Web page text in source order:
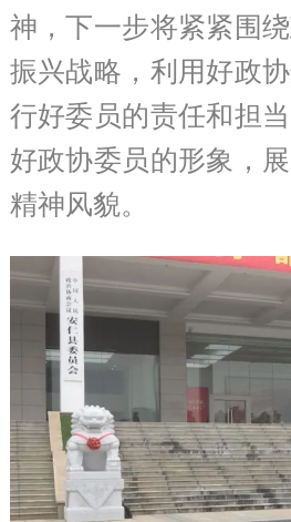
神，下一步将紧紧围
振兴战略，利用好政
行好委员的责任和担
好政协委员的形象，
精神风貌。